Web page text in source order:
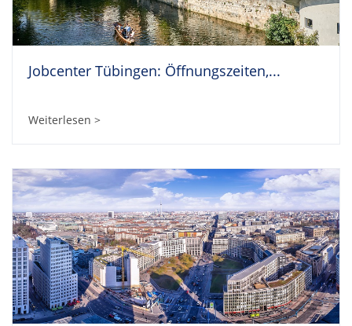
Jobcenter Tübingen: Öffnungszeiten,...
Weiterlesen >